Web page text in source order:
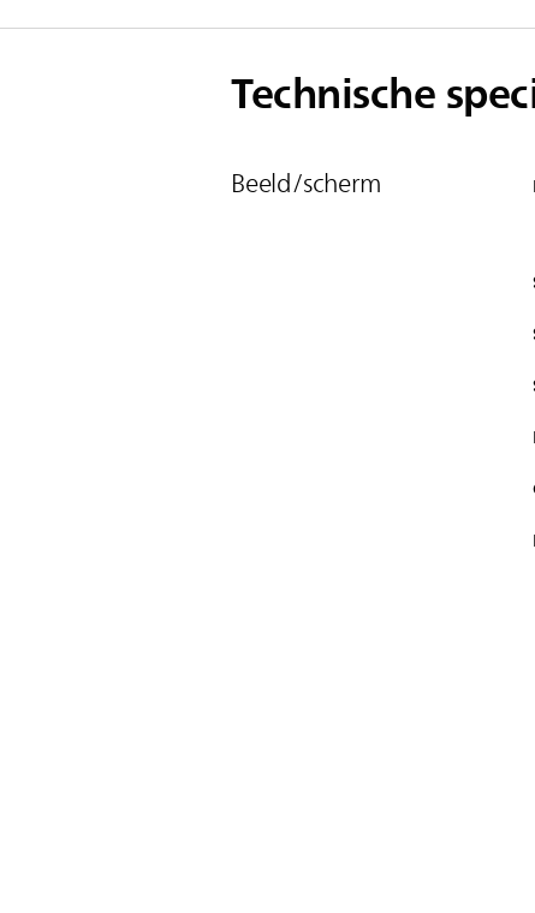
Technische
Beeld/scherm